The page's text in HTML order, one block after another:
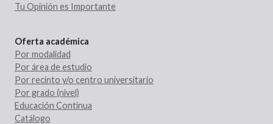
Tu Opinión es Importante
Oferta académica
Por modalidad
Por área de estudio
Por recinto y/o centro universitario
Por grado (nivel)
Educación Continua
Catálogo